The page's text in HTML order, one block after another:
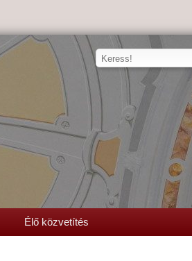
Élő közvetítés